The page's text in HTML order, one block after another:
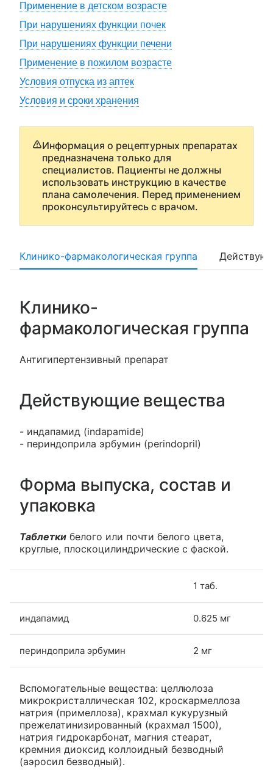
Применение в детском возрасте
При нарушениях функции почек
При нарушениях функции печени
Применение в пожилом возрасте
Условия отпуска из аптек
Условия и сроки хранения
Информация о рецептурных препаратах
предназначена только для
специалистов. Пациенты не должны
использовать инструкцию в качестве
плана самолечения. Перед применением
проконсультируйтесь с врачом.
Клинико-фармакологическая группа
Клинико-
фармакологическая группа
Антигипертензивный препарат
Действующие вещества
- индапамид (indapamide)
- периндоприла эрбумин (perindopril)
Форма выпуска, состав и
упаковка
Таблетки белого или почти белого цвета,
круглые, плоскоцилиндрические с фаской.
1 таб.
индапамид 0.625 мг
периндоприла эрбумин 2 мг
Вспомогательные вещества: целлюлоза
микрокристаллическая 102, кроскармеллоза
натрия (примеллоза), крахмал кукурузный
прежелатинизированный (крахмал 1500),
натрия гидрокарбонат, магния стеарат,
кремния диоксид коллоидный безводный
(аэросил безводный).